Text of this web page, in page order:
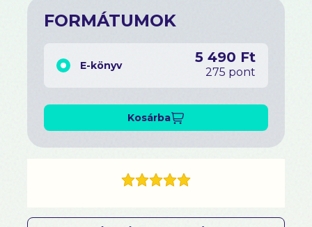
FORMÁTUMOK
E-könyv 5 490 Ft
275 pont
Kosárba